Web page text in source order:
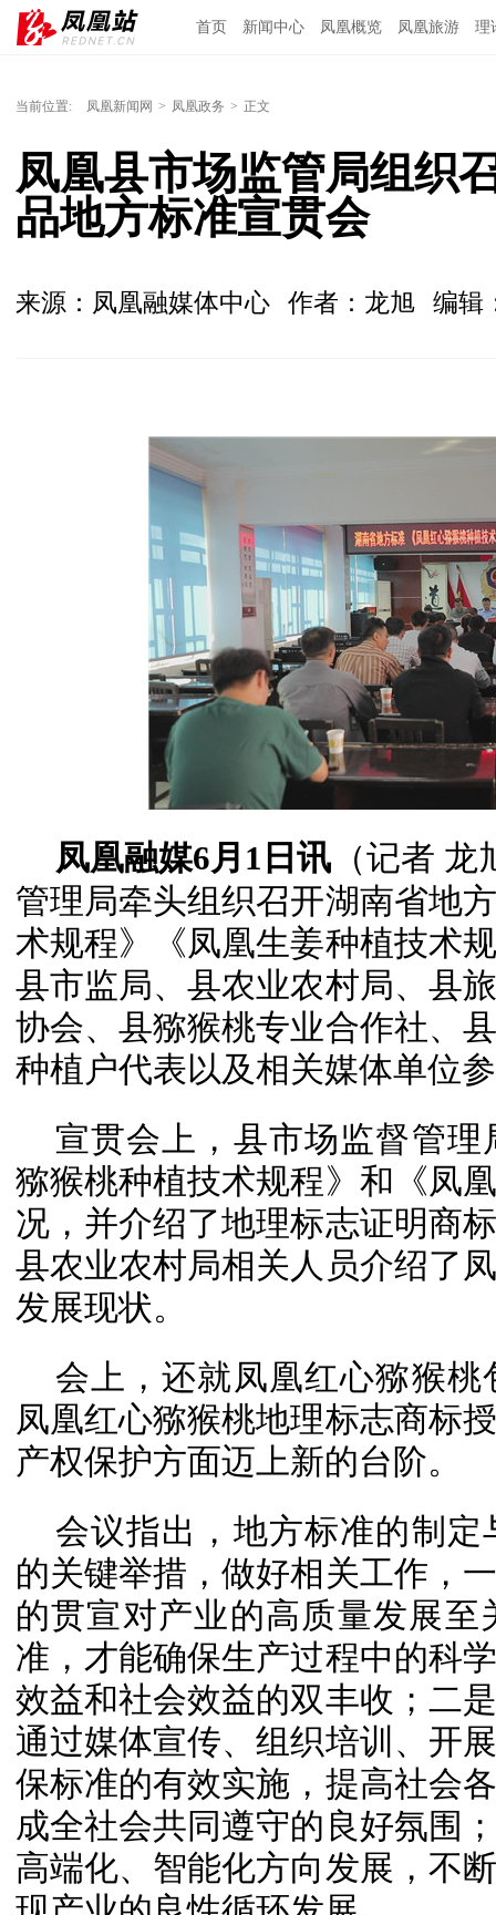
首页 新闻中心 凤凰概览 凤凰旅游 理
当前位置: 凤凰新闻网 > 凤凰政务 > 正文
凤凰县市场监管局组织
品地方标准宣贯会
来源：凤凰融媒体中心 作者：龙旭 编辑
凤凰融媒6月1日讯 （记者
管理局牵头组织召开湖南省地
术规程》《凤凰生姜种植技术
县市监局、县农业农村局、县
协会、县猕猴桃专业合作社、
种植户代表以及相关媒体单位
宣贯会上，县市场监督管
猕猴桃种植技术规程》和《凤
况，并介绍了地理标志证明商
县农业农村局相关人员介绍了
发展现状。
会上，还就凤凰红心猕猴
凤凰红心猕猴桃地理标志商标
产权保护方面迈上新的台阶。
会议指出，地方标准的制
的关键举措，做好相关工作，
的贯宣对产业的高质量发展
准，才能确保生产过程中的科
效益和社会效益的双丰收；二
通过媒体宣传、组织培训、开
保标准的有效实施，提高社会
成全社会共同遵守的良好氛围
高端化、智能化方向发展，不